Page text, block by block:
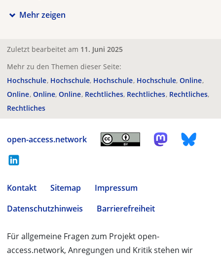
Mehr zeigen
Zuletzt bearbeitet am 11. Juni 2025
Mehr zu den Themen dieser Seite:
Hochschule Hochschule Hochschule Hochschule Online
Online Online Online Rechtliches Rechtliches Rechtliches
Rechtliches
open-access.network
Kontakt Sitemap
Impressum
Datenschutzhinweis
Barrierefreiheit
Für allgemeine Fragen zum Projekt open-
access.network, Anregungen und Kritik stehen wir